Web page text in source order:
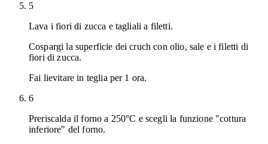
5
Lava i fiori di zucca e tagliali a filetti.
Cospargi la superficie dei cruch con olio, sale e i filetti di
fiori di zucca.
Fai lievitare in teglia per 1 ora.
6
Preriscalda il forno a 250°C e scegli la funzione "cottura
inferiore" del forno.